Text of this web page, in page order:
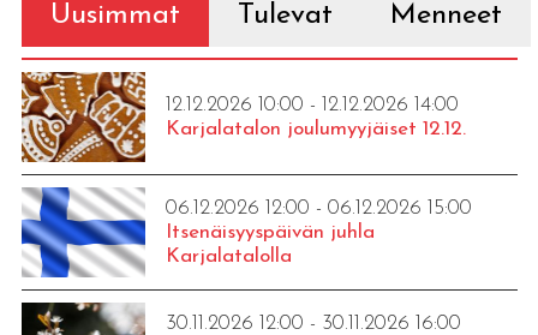
Uusimmat Tulevat Menneet
12.12.2026 10:00 - 12.12.2026 14:00
Karjalatalon joulumyyjäiset 12.12.
06.12.2026 12:00 - 06.12.2026 15:00
Itsenäisyyspäivän juhla
Karjalatalolla
30.11.2026 12:00 - 30.11.2026 16:00